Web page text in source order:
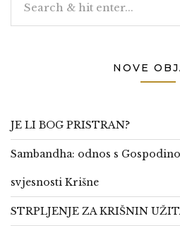
NOVE
JE LI BOG PRISTRAN?
Sambandha: odnos s
svjesnosti Krišne
STRPLJENJE ZA KRIŠNIN